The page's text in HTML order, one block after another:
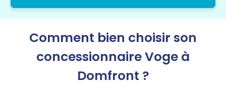
Comment bien choisir son
concessionnaire Voge à
Domfront ?